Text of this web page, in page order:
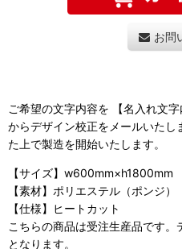
お問
ご希望の文字内容を 【名入れ文
からデザイン校正をメールいた
た上で製造を開始いたします。
【サイズ】w600mm×h1800mm
【素材】ポリエステル（ポンジ）
【仕様】ヒートカット
こちらの商品は受注生産品です
となります。